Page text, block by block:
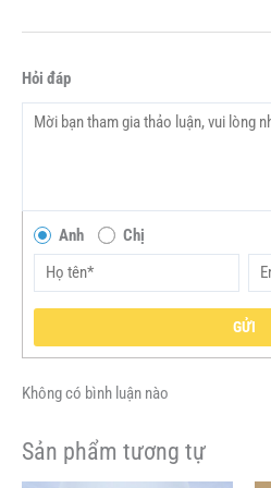
Hỏi đáp
Anh Chị
GỬI
Không có bình luận nào
Sản phẩm tương tự